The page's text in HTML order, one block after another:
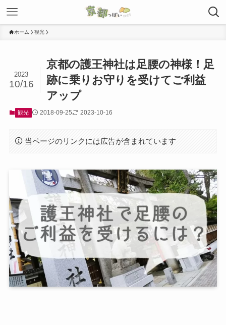
ホーム 観光
京都の護王神社は足腰の神様！足
跡に乗りお守りを受けてご利益
アップ
2023
10/16
観光 2018-09-25 2023-10-16
当ページのリンクには広告が含まれています